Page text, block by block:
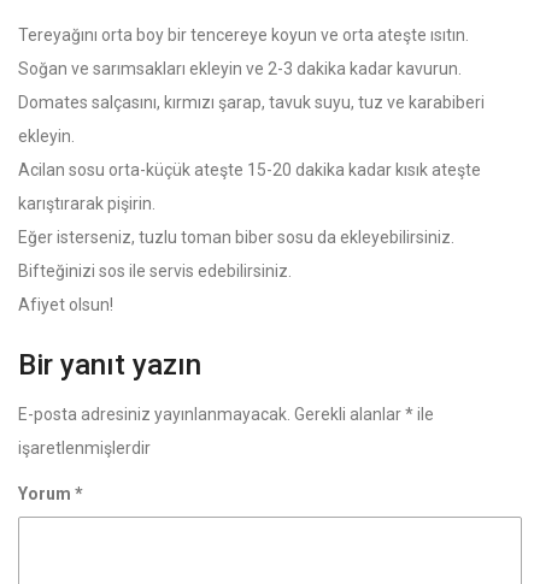
Tereyağını orta boy bir tencereye koyun ve orta ateşte ısıtın.
Soğan ve sarımsakları ekleyin ve 2-3 dakika kadar kavurun.
Domates salçasını, kırmızı şarap, tavuk suyu, tuz ve karabiberi
ekleyin.
Acilan sosu orta-küçük ateşte 15-20 dakika kadar kısık ateşte
karıştırarak pişirin.
Eğer isterseniz, tuzlu toman biber sosu da ekleyebilirsiniz.
Bifteğinizi sos ile servis edebilirsiniz.
Afiyet olsun!
Bir yanıt yazın
E-posta adresiniz yayınlanmayacak. Gerekli alanlar*ile
işaretlenmişlerdir
Yorum *